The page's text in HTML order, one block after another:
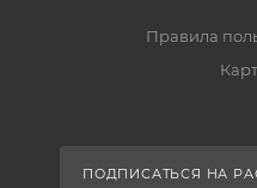
Правила
ПОДПИСАТЬСЯ НА